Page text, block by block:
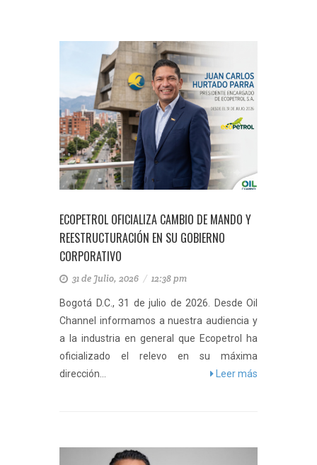
ECOPETROL OFICIALIZA CAMBIO DE MANDO Y
REESTRUCTURACIÓN EN SU GOBIERNO
CORPORATIVO
31 de Julio, 2026 / 12:38 pm
Bogotá D.C., 31 de julio de 2026. Desde Oil
Channel informamos a nuestra audiencia y
a la industria en general que Ecopetrol ha
oficializado el relevo en su máxima
dirección...
Leer más